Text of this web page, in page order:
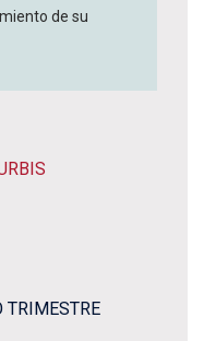
de su
TRIMESTRE